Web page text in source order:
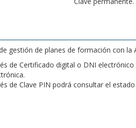
gestión de planes de formación con
de Certificado digital o DNI
de Clave PIN podrá consultar el